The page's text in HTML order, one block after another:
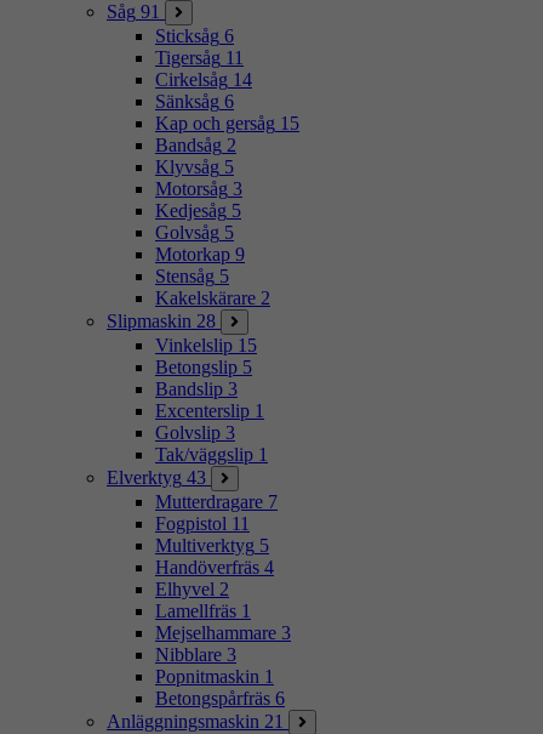
Såg 91
Sticksåg 6
Tigersåg 11
Cirkelsåg 14
Sänksåg 6
Kap och gersåg 15
Bandsåg 2
Klyvsåg 5
Motorsåg 3
Kedjesåg 5
Golvsåg 5
Motorkap 9
Stensåg 5
Kakelskärare 2
Slipmaskin 28
Vinkelslip 15
Betongslip 5
Bandslip 3
Excenterslip 1
Golvslip 3
Tak/väggslip 1
Elverktyg 43
Mutterdragare 7
Fogpistol 11
Multiverktyg 5
Handöverfräs 4
Elhyvel 2
Lamellfräs 1
Mejselhammare 3
Nibblare 3
Popnitmaskin 1
Betongspårfräs 6
Anläggningsmaskin 21